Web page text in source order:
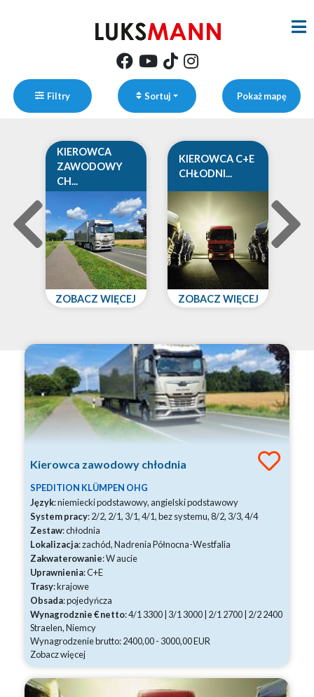
Filtry Sortuj Pokaż mapę
KIEROWCA
ZAWODOWY
CH...
ZOBACZ WIĘCEJ
KIEROWCA C+E
CHŁODNI...
ZOBACZ WIĘCEJ
Kierowca zawodowy chłodnia
SPEDITION KLÜMPEN OHG
Język: niemiecki podstawowy, angielski podstawowy
System pracy: 2/2, 2/1, 3/1, 4/1, bez systemu, 8/2, 3/3, 4/4
Zestaw: chłodnia
Lokalizacja: zachód, Nadrenia Północna-Westfalia
Zakwaterowanie: W aucie
Uprawnienia: C+E
Trasy: krajowe
Obsada: pojedyńcza
Wynagrodznie € netto: 4/1 3300 | 3/1 3000 | 2/1 2700 | 2/2 2400
Straelen, Niemcy
Wynagrodzenie brutto: 2400,00 - 3000,00 EUR
Zobacz więcej